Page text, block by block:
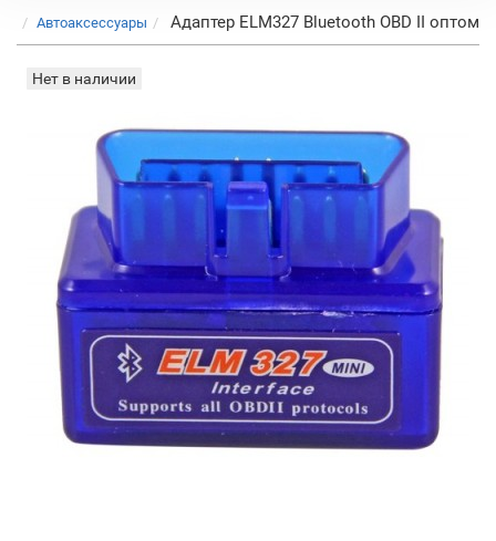
Автоаксессуары Адаптер ELM327 Bluetooth OBD II оптом
Нет в наличии